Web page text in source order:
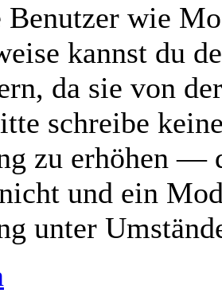
Benutzer wie
kannst du
da sie von
schreibe
zu erhöhen —
und ein
unter